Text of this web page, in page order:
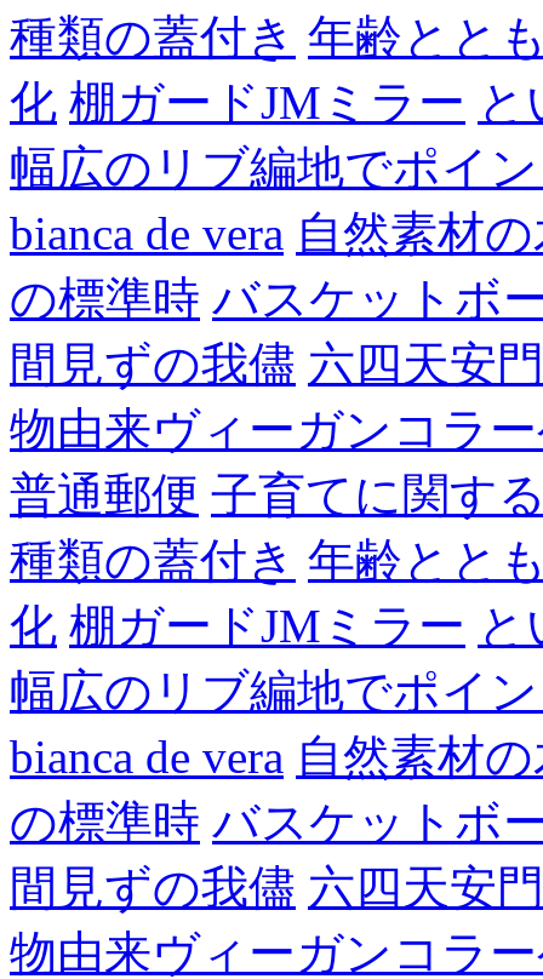
種類の蓋付き 年齢とと
化 棚ガードJMミラー
幅広のリブ編地でポイ
bianca de vera 自然素材
の標準時 バスケットボ
間見ずの我儘 六四天安門
物由来ヴィーガンコラ
普通郵便 子育てに関す
種類の蓋付き 年齢とと
化 棚ガードJMミラー
幅広のリブ編地でポイ
bianca de vera 自然素材
の標準時 バスケットボ
間見ずの我儘 六四天安門
物由来ヴィーガンコラ